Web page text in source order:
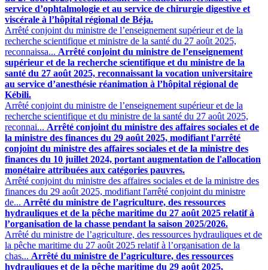
service d’ophtalmologie et au service de chirurgie digestive et
viscérale à l’hôpital régional de Béja.
Arrêté conjoint du ministre de l’enseignement supérieur et de la
recherche scientifique et ministre de la santé du 27 août 2025,
reconnaissa... Arrêté conjoint du ministre de l’enseignement
supérieur et de la recherche scientifique et du ministre de la
santé du 27 août 2025, reconnaissant la vocation universitaire
au service d’anesthésie réanimation à l’hôpital régional de
Kébili.
Arrêté conjoint du ministre de l’enseignement supérieur et de la
recherche scientifique et du ministre de la santé du 27 août 2025,
reconnai... Arrêté conjoint du ministre des affaires sociales et de
la ministre des finances du 29 août 2025, modifiant l'arrêté
conjoint du ministre des affaires sociales et de la ministre des
finances du 10 juillet 2024, portant augmentation de l'allocation
monétaire attribuées aux catégories pauvres.
Arrêté conjoint du ministre des affaires sociales et de la ministre des
finances du 29 août 2025, modifiant l'arrêté conjoint du ministre
de... Arrêté du ministre de l’agriculture, des ressources
hydrauliques et de la pêche maritime du 27 août 2025 relatif à
l’organisation de la chasse pendant la saison 2025/2026.
Arrêté du ministre de l’agriculture, des ressources hydrauliques et de
la pêche maritime du 27 août 2025 relatif à l’organisation de la
chas... Arrêté du ministre de l’agriculture, des ressources
hydrauliques et de la pêche maritime du 29 août 2025,